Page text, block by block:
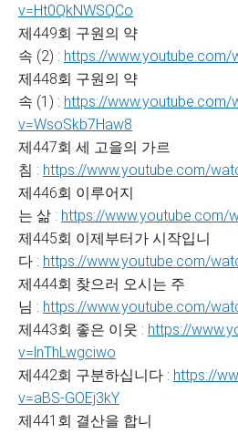
v=Ht0QkNWSQCo
제449회 구원의 약
속 (2) : https://www.youtube.com/
제448회 구원의 약
속 (1) : https://www.youtube.com/
v=WsoSkb7Haw8
제447회 세 고을의 가르
침 : https://www.youtube.com/
제446회 이루어지
는 삶 : https://www.youtube.com/
제445회 이제부터가 시작입니
다 : https://www.youtube.com/
제444회 찾으러 오시는 주
님 : https://www.youtube.com/
제443회 좋은 이웃 : https://
v=lnThLwgciwo
제442회 구분하십니다 : https://
v=aBS-GOEj3kY
제441회 결산을 합니